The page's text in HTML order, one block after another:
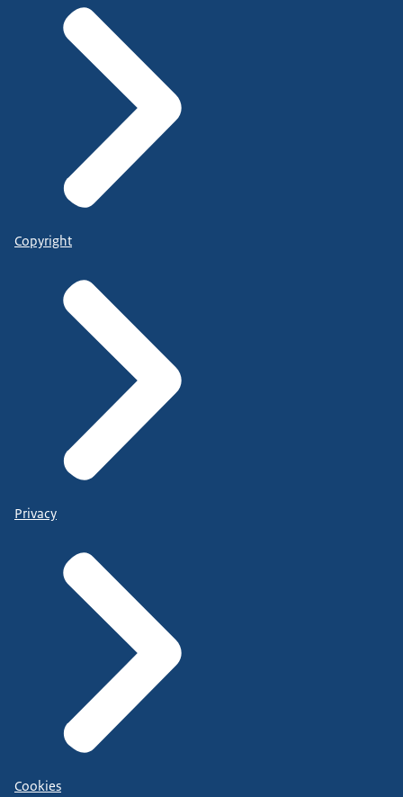
Copyright
Privacy
Cookies